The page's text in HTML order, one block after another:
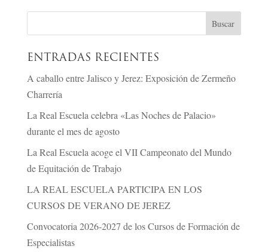
ENTRADAS RECIENTES
A caballo entre Jalisco y Jerez: Exposición de Zermeño
Charrería
La Real Escuela celebra «Las Noches de Palacio»
durante el mes de agosto
La Real Escuela acoge el VII Campeonato del Mundo
de Equitación de Trabajo
LA REAL ESCUELA PARTICIPA EN LOS
CURSOS DE VERANO DE JEREZ
Convocatoria 2026-2027 de los Cursos de Formación de
Especialistas